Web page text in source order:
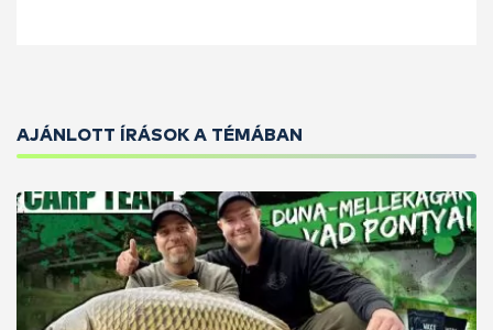
AJÁNLOTT ÍRÁSOK A TÉMÁBAN